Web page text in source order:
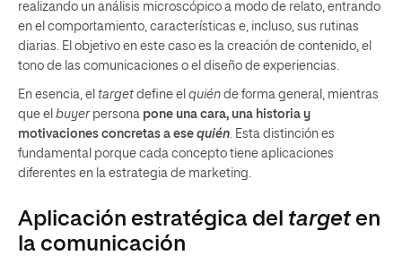
realizando un análisis microscópico a modo de relato, entrando
en el comportamiento, características e, incluso, sus rutinas
diarias. El objetivo en este caso es la creación de contenido, el
tono de las comunicaciones o el diseño de experiencias.
En esencia, el target define el quién de forma general, mientras
que el buyer persona pone una cara, una historia y
motivaciones concretas a ese quién. Esta distinción es
fundamental porque cada concepto tiene aplicaciones
diferentes en la estrategia de marketing.
Aplicación estratégica del targeten
la comunicación